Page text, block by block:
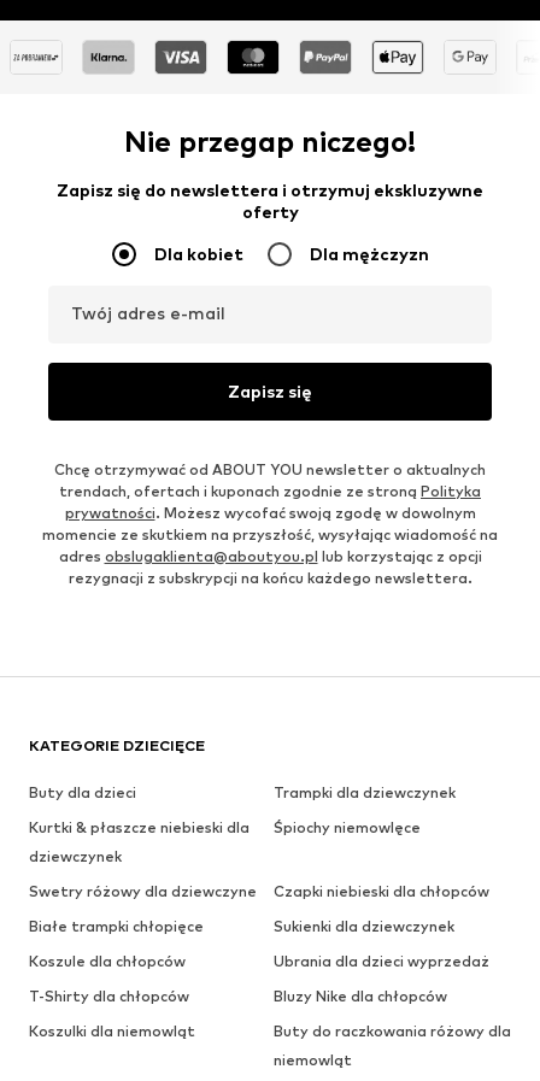
Nie przegap niczego!
Zapisz się do newslettera i otrzymuj ekskluzywne
oferty
Dla kobiet Dla mężczyzn
Twój adres e-mail
Zapisz się
Chcę otrzymywać od ABOUT YOU newsletter o aktualnych
trendach, ofertach i kuponach zgodnie ze stroną Polityka
prywatności. Możesz wycofać swoją zgodę w dowolnym
momencie ze skutkiem na przyszłość, wysyłając wiadomość na
adres obslugaklienta@aboutyou.pl lub korzystając z opcji
rezygnacji z subskrypcji na końcu każdego newslettera.
KATEGORIE DZIECIĘCE
Buty dla dzieci
Trampki dla dziewczynek
Kurtki & płaszcze niebieski dla
dziewczynek
Śpiochy niemowlęce
Swetry różowy dla dziewczyne
Czapki niebieski dla chłopców
Białe trampki chłopięce
Sukienki dla dziewczynek
Koszule dla chłopców
Ubrania dla dzieci wyprzedaż
T-Shirty dla chłopców
Bluzy Nike dla chłopców
Koszulki dla niemowląt
Buty do raczkowania różowy dla
niemowląt